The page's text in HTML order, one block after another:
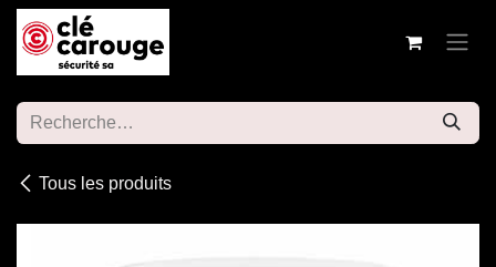
Se rendre au contenu
Tous les produits